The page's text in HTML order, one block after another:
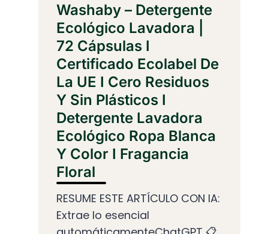
Washaby – Detergente
Ecológico Lavadora |
72 Cápsulas I
Certificado Ecolabel De
La UE I Cero Residuos
Y Sin Plásticos I
Detergente Lavadora
Ecológico Ropa Blanca
Y Color I Fragancia
Floral
RESUME ESTE ARTÍCULO CON IA:
Extrae lo esencial